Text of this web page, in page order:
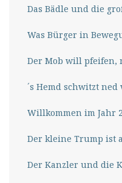
Das Bädle und die
Was Bürger in
Der Mob will pfeifen,
´s Hemd schwitzt ned
Willkommen im Jahr
Der kleine Trump ist
Der Kanzler und die